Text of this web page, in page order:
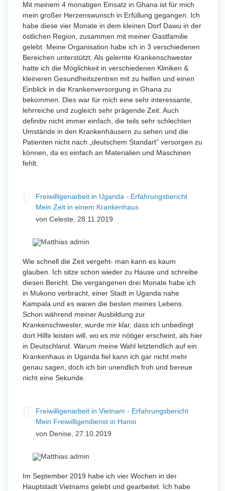
Mit meinem 4 monatigen Einsatz in Ghana ist für mich
mein großer Herzenswunsch in Erfüllung gegangen. Ich
habe diese vier Monate in dem kleinen Dorf Dawu in der
östlichen Region, zusammen mit meiner Gastfamilie
gelebt. Meine Organisation habe ich in 3 verschiedenen
Bereichen unterstützt. Als gelernte Krankenschwester
hatte ich die Möglichkeit in verschiedenen Kliniken &
kleineren Gesundheitszentren mit zu helfen und einen
Einblick in die Krankenversorgung in Ghana zu
bekommen. Dies war für mich eine sehr interessante,
lehrreiche und zugleich sehr prägende Zeit. Auch
definitiv nicht immer einfach, die teils sehr schlechten
Umstände in den Krankenhäusern zu sehen und die
Patienten nicht nach „deutschem Standart” versorgen zu
können, da es einfach an Materialien und Maschinen
fehlt.
Freiwilligenarbeit in Uganda - Erfahrungsbericht
Mein Zeit in einem Krankenhaus
von Celeste, 28.11.2019
Wie schnell die Zeit vergeht- man kann es kaum
glauben. Ich sitze schon wieder zu Hause und schreibe
diesen Bericht. Die vergangenen drei Monate habe ich
in Mukono verbracht, einer Stadt in Uganda nahe
Kampala und es waren die besten meines Lebens.
Schon während meiner Ausbildung zur
Krankenschwester, wurde mir klar, dass ich unbedingt
dort Hilfe leisten will, wo es mir nötiger erscheint, als hier
in Deutschland. Warum meine Wahl letztendlich auf ein
Krankenhaus in Uganda fiel kann ich gar nicht mehr
genau sagen, doch ich bin unendlich froh und bereue
nicht eine Sekunde.
Freiwilligenarbeit in Vietnam - Erfahrungsbericht
Mein Freiwilligendienst in Hanoi
von Denise, 27.10.2019
Im September 2019 habe ich vier Wochen in der
Hauptstadt Vietnams gelebt und gearbeitet. Ich habe